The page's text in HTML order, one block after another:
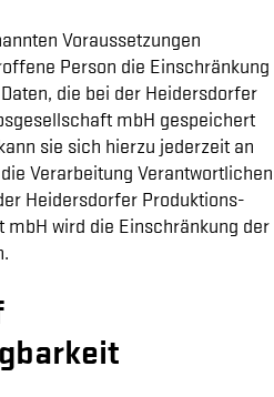
Voraussetzungen
Person die Einschränkung
die bei der Heidersdorfer
mbH gespeichert
sie sich hierzu jederzeit an
Verarbeitung Verantwortlichen
Heidersdorfer Produktions-
wird die Einschränkung der